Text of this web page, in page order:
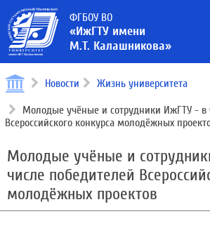
ФГБОУ ВО
«ИжГТУ имени
М.Т. Калашникова»
Новости Жизнь университета
Молодые учёные и сотрудники ИжГТУ - в
Всероссийского конкурса молодёжных
Молодые учёные и
числе победителей
молодёжных проектов